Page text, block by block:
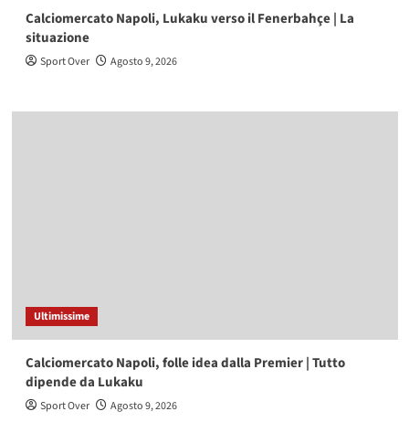
Calciomercato Napoli, Lukaku verso il Fenerbahçe | La
situazione
Sport Over Agosto 9, 2026
Ultimissime
Calciomercato Napoli, folle idea dalla Premier | Tutto
dipende da Lukaku
Sport Over Agosto 9, 2026